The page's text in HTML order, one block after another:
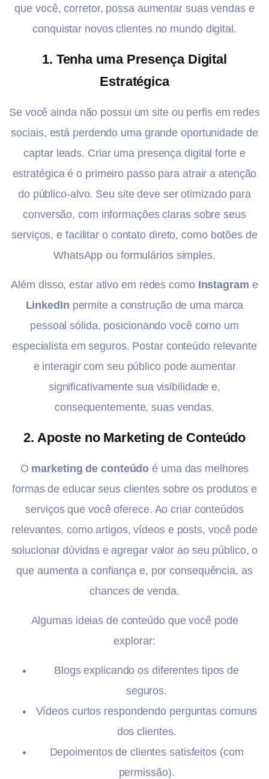
que você, corretor, possa aumentar suas vendas e
conquistar novos clientes no mundo digital.
1. Tenha uma Presença Digital
Estratégica
Se você ainda não possui um site ou perfis em redes
sociais, está perdendo uma grande oportunidade de
captar leads. Criar uma presença digital forte e
estratégica é o primeiro passo para atrair a atenção
do público-alvo. Seu site deve ser otimizado para
conversão, com informações claras sobre seus
serviços, e facilitar o contato direto, como botões de
WhatsApp ou formulários simples.
Além disso, estar ativo em redes como Instagram e
LinkedIn permite a construção de uma marca
pessoal sólida, posicionando você como um
especialista em seguros. Postar conteúdo relevante
e interagir com seu público pode aumentar
significativamente sua visibilidade e,
consequentemente, suas vendas.
2. Aposte no Marketing de Conteúdo
O marketing de conteúdo é uma das melhores
formas de educar seus clientes sobre os produtos e
serviços que você oferece. Ao criar conteúdos
relevantes, como artigos, vídeos e posts, você pode
solucionar dúvidas e agregar valor ao seu público, o
que aumenta a confiança e, por consequência, as
chances de venda.
Algumas ideias de conteúdo que você pode
explorar:
Blogs explicando os diferentes tipos de
seguros.
Vídeos curtos respondendo perguntas comuns
dos clientes.
Depoimentos de clientes satisfeitos (com
permissão).